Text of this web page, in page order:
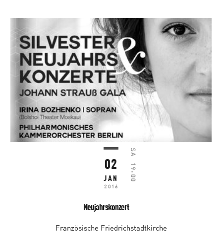
02
JAN
2016
SA
19:00
Neujahrskonzert
Französische Friedrichstadtkirche